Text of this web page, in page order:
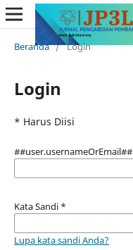
Beranda / Login
Login
* Harus Diisi
##user.usernameOrEmail##
Kata Sandi *
Lupa kata sandi Anda?